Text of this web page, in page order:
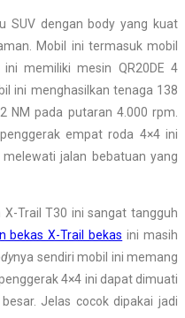
SUV dengan body yang kuat
Mobil ini termasuk mobil
memiliki mesin QR20DE 4
ini menghasilkan tenaga 138
NM pada putaran 4.000 rpm.
empat roda 4×4 ini
jalan bebatuan yang
Trail T30 ini sangat tangguh
bekas X-Trail bekas ini masih
nya sendiri mobil ini memang
4×4 ini dapat dimuati
Jelas cocok dipakai jadi